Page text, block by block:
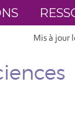
Mis à jour